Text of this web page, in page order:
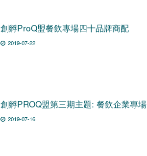
創孵ProQ盟餐飲專場四十品牌商配
2019-07-22
創孵PROQ盟第三期主題: 餐飲企業專場
2019-07-16